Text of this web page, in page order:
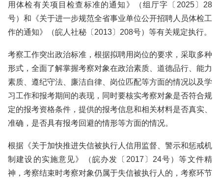
用体检有关项目检查标准的通知》（组厅字〔2025〕28
号）和《关于进一步规范全省事业单位公开招聘人员体检工
作的通知》（皖人社秘〔2013〕208号）等有关规定执行。
考察工作突出政治标准，根据拟聘用岗位的要求，采取多种
形式，全面了解掌握考察对象在政治素质、道德品行、能力
素质、遵纪守法、廉洁自律、岗位匹配等方面的情况以及学
习工作和报考期间的表现，同时要核实考察对象是否符合规
定的报考资格条件，提供的报考信息和相关材料是否真实、
准确，是否具有报考回避的情形等方面的情况。
根据《关于加快推进失信被执行人信用监督、警示和惩戒机
制建设的实施意见》（皖办发〔2017〕24号）等文件精
神，考察结束时考察对象仍属于失信被执行人的，考察环节